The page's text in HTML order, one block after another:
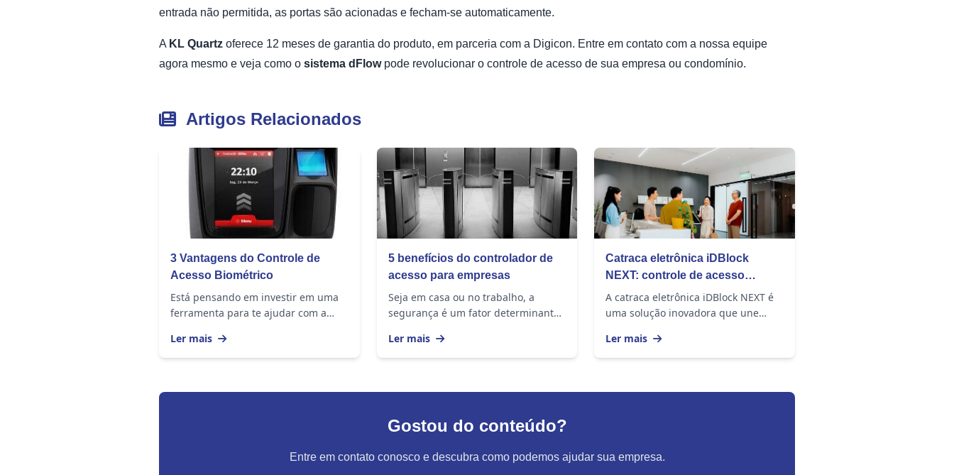
entrada não permitida, as portas são acionadas e fecham-se automaticamente.
A KL Quartz oferece 12 meses de garantia do produto, em parceria com a Digicon. Entre em contato com a nossa equipe
agora mesmo e veja como o sistema dFlowpode revolucionar o controle de acesso de sua empresa ou condomínio.
Artigos Relacionados
3 Vantagens do Controle de
Acesso Biométrico
Está pensando em investir em uma
ferramenta para te ajudar com a
entrada e saída de pessoas nos
espaços físicos da sua...
Ler mais
5 benefícios do controlador de
acesso para empresas
Seja em casa ou no trabalho, a
segurança é um fator determinante
Aliás, esse é um assunto sempre
presente nas rodas...
Ler mais
Catraca eletrônica iDBlock
NEXT: controle de acesso
moderno e eficiente
A catraca eletrônica iDBlock NEXT é
uma solução inovadora que une
moderno e alto desempenho para o
controle de acesso....
Ler mais
Gostou do conteúdo?
Entre em contato conosco e descubra como podemos ajudar sua empresa.